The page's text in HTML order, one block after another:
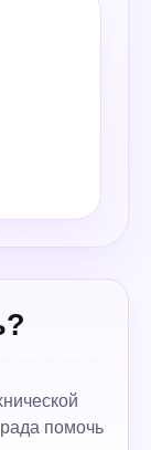
помочь